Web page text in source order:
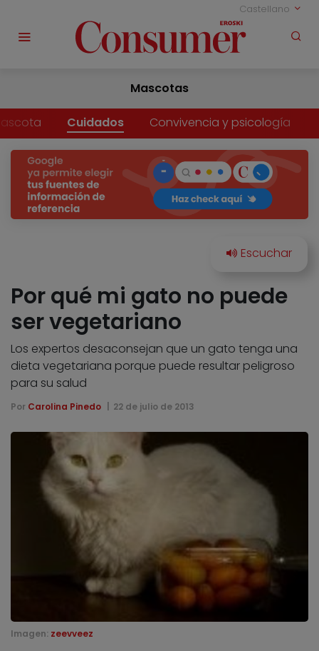
Castellano
Mascotas
Cuidados Convivencia y psicología
Por qué mi gato no puede
ser vegetariano
Los expertos desaconsejan que un gato tenga una
dieta vegetariana porque puede resultar peligroso
para su salud
Por Carolina Pinedo 22 de julio de 2013
Imagen: zeevveez